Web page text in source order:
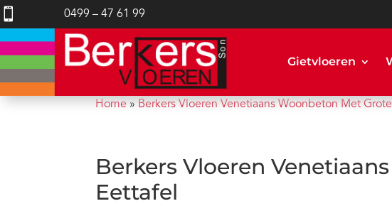
 0499 – 47 61 99
Gietvloeren
Home » Berkers Vloeren Venetiaans Woonbeton Met
Berkers Vloeren
Eettafel